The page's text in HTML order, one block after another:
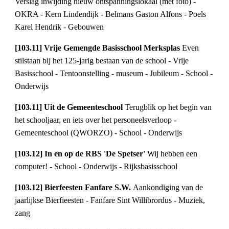
OKRA - Kern Lindendijk - Belmans Gaston Alfons - Poels
Karel Hendrik - Gebouwen
[103.11] Vrije Gemengde Basisschool Merksplas Even
stilstaan bij het 125-jarig bestaan van de school - Vrije
Basisschool - Tentoonstelling - museum - Jubileum - School -
Onderwijs
[103.11] Uit de Gemeenteschool Terugblik op het begin van
het schooljaar, en iets over het personeelsverloop -
Gemeenteschool (QWORZO) - School - Onderwijs
[103.12] In en op de RBS 'De Spetser' Wij hebben een
computer! - School - Onderwijs - Rijksbasisschool
[103.12] Bierfeesten Fanfare S.W. Aankondiging van de
jaarlijkse Bierfieesten - Fanfare Sint Willibrordus - Muziek,
zang